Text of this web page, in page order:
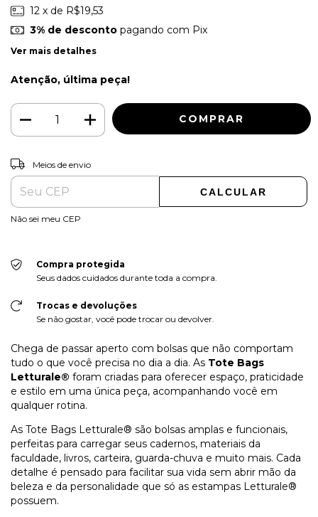
12 x de R$19,53
3% de descontopagando com Pix
Ver mais detalhes
Atenção, última peça!
Entregas para o CEP:
Meios de envio
CALCULAR
Não sei meu CEP
Compra protegida
Seus dados cuidados durante toda a compra.
Trocas e devoluções
Se não gostar, você pode trocar ou devolver.
Chega de passar aperto com bolsas que não comportam
tudo o que você precisa no dia a dia. As Tote Bags
Letturale® foram criadas para oferecer espaço, praticidade
e estilo em uma única peça, acompanhando você em
qualquer rotina.
As Tote Bags Letturale® são bolsas amplas e funcionais,
perfeitas para carregar seus cadernos, materiais da
faculdade, livros, carteira, guarda-chuva e muito mais. Cada
detalhe é pensado para facilitar sua vida sem abrir mão da
beleza e da personalidade que só as estampas Letturale®
possuem.